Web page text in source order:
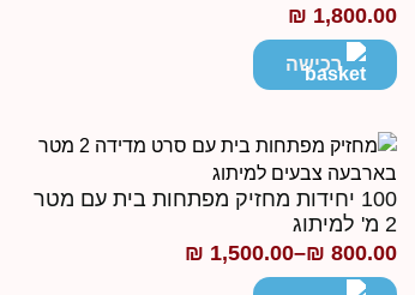
₪ 1,800.00
רכישה
100 יחידות מחזיק מפתחות בית עם מטר
2 מ' למיתוג
₪ 800.00
–
₪ 1,500.00
טווח